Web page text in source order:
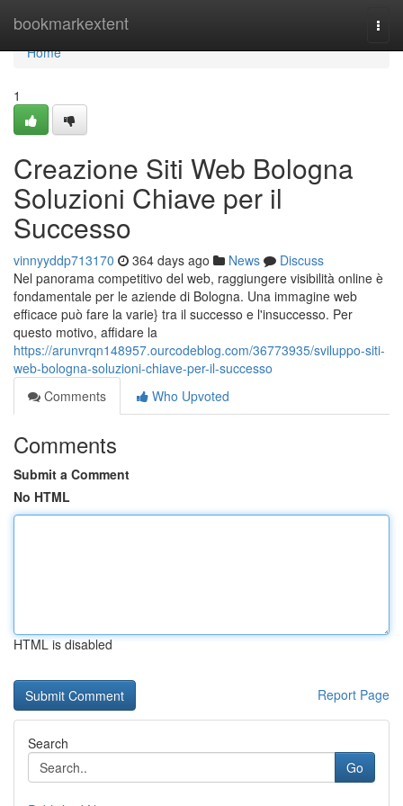
bookmarkextent
Home
Home
1
Creazione Siti Web Bologna
Soluzioni Chiave per il
Successo
vinnyyddp713170 364 days ago News
Discuss
Nel panorama competitivo del web, raggiungere visibilità online è
fondamentale per le aziende di Bologna. Una immagine web
efficace può fare la varie} tra il successo e l'insuccesso. Per
questo motivo, affidare la
https://arunvrqn148957.ourcodeblog.com/36773935/sviluppo-siti-
web-bologna-soluzioni-chiave-per-il-successo
Comments
Who Upvoted
Comments
Submit a Comment
No HTML
HTML is disabled
Report Page
Search
Go